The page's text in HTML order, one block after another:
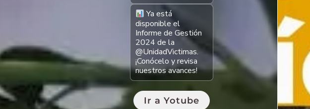
Ya está
disponible el
Informe de Gestión
2024 de la
@UnidadVictimas.
¡Conócelo y revisa
nuestros avances!
Ir a Yotube